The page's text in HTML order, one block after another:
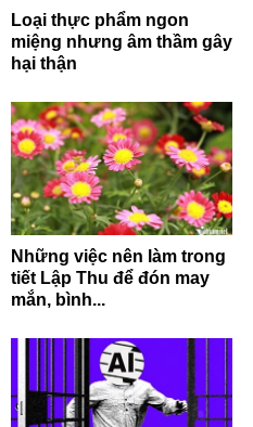
Loại thực phẩm ngon
miệng nhưng âm thầm gây
hại thận
Những việc nên làm trong
tiết Lập Thu để đón may
mắn, bình...